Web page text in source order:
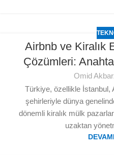
Airbnb ve Kiralık
Çözümleri:
Omid
Türkiye, özellikle İstanbul,
şehirleriyle dünya
dönemli kiralık mülk
uzaktan